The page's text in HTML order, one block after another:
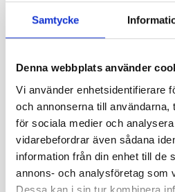
Samtycke
Denna webbplats använder
Vi använder enhetsidentifierare
och annonserna till användarna,
för sociala medier och
vidarebefordrar även sådana
information från din enhet till de
annons- och analysföretag som
Dessa kan i sin tur kombinera
Teknisk information
✓ Tillverkare: Journey
✓ Modell: P508A
✓ Dimension: 16x6.50-8
✓ Konstruktion: TL (Slanglöst )
✓ Däckkonstruktion: Diagonal
✓ Däcktyp: Ribbdäck /
✓ Ply Rating: 10PR
✓ Fälgdiameter: 8 tum
✓Rekommenderad fälgbredd: